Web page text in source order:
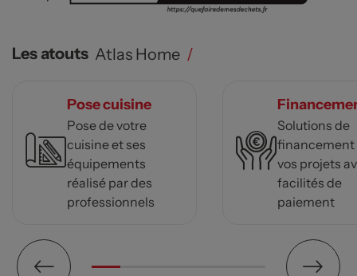
Les atouts Atlas Home /
Pose cuisine
Pose de votre
cuisine et ses
équipements
réalisé par des
professionnels
Solutions de
financement
vos projets
facilités de
paiement